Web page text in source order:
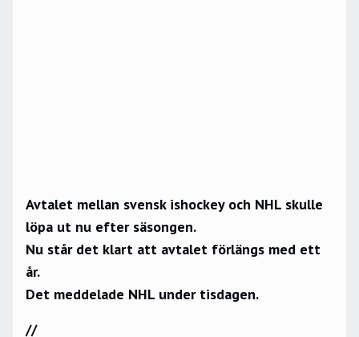
Avtalet mellan svensk ishockey och NHL skulle
löpa ut nu efter säsongen.
Nu står det klart att avtalet förlängs med ett
år.
Det meddelade NHL under tisdagen.
//